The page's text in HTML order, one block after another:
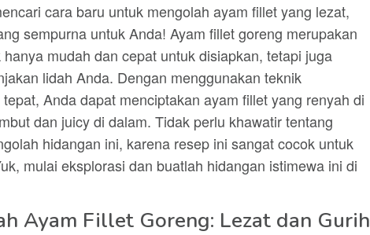
cara baru untuk mengolah ayam fillet yang lezat,
sempurna untuk Anda! Ayam fillet goreng merupakan
mudah dan cepat untuk disiapkan, tetapi juga
lidah Anda. Dengan menggunakan teknik
Anda dapat menciptakan ayam fillet yang renyah di
dan juicy di dalam. Tidak perlu khawatir tentang
hidangan ini, karena resep ini sangat cocok untuk
mulai eksplorasi dan buatlah hidangan istimewa ini di
Ayam Fillet Goreng: Lezat dan Gurih